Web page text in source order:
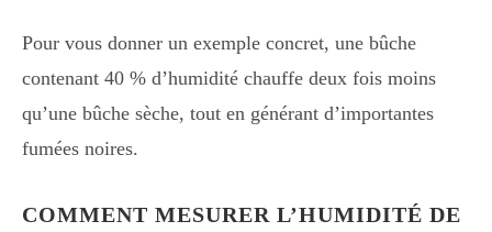
Pour vous donner un exemple concret, une bûche
contenant 40 % d’humidité chauffe deux fois moins
qu’une bûche sèche, tout en générant d’importantes
fumées noires.
COMMENT MESURER L’HUMIDITÉ DE